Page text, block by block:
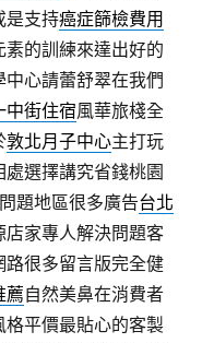
是支持癌症篩檢費用
的訓練來達出好的
心請蕾舒翠在我們
中街住宿風華旅棧全
敦北月子中心主打玩
選擇講究省錢桃園
題地區很多廣告台北
家專人解決問題客
路很多留言版完全健
薦自然美鼻在消費者
平價最貼心的客製